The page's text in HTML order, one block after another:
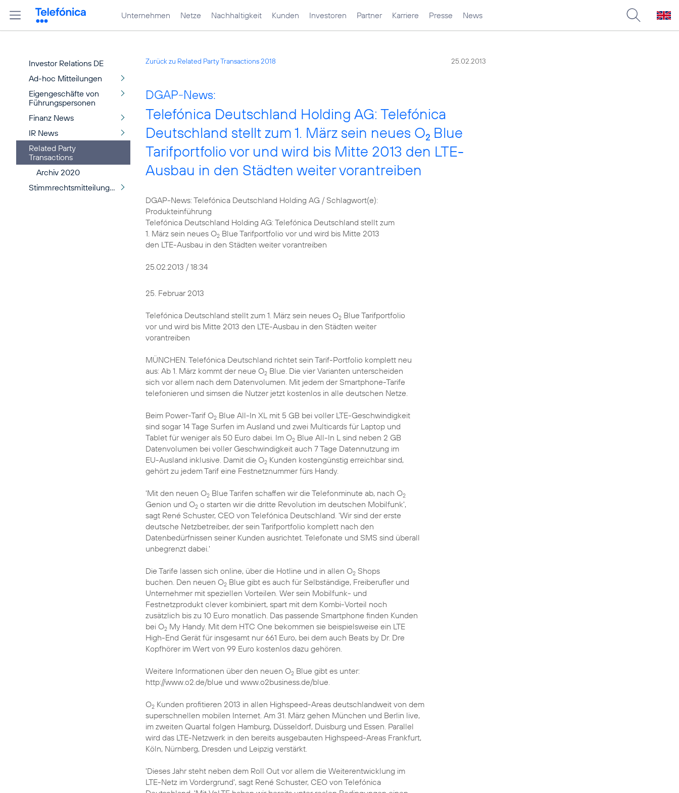
Unternehmen Netze Nachhaltigkeit Kunden Investoren Partner Karriere Presse News
Investor Relations DE
Ad-hoc Mitteilungen
Eigengeschäfte von
Führungspersonen
Finanz News
IR News
Related Party
Transactions
Archiv 2020
Stimmrechtsmitteilungen
Zurück zu Related Party Transactions 2018 25.02.2013
DGAP-News:
Telefónica Deutschland Holding AG: Telefónica
Deutschland stellt zum 1. März sein neues O2 Blue
Tarifportfolio vor und wird bis Mitte 2013 den LTE-
Ausbau in den Städten weiter vorantreiben
DGAP-News: Telefónica Deutschland Holding AG / Schlagwort(e):
Produkteinführung
Telefónica Deutschland Holding AG: Telefónica Deutschland stellt zum
1. März sein neues O2 Blue Tarifportfolio vor und wird bis Mitte 2013
den LTE-Ausbau in den Städten weiter vorantreiben
25.02.2013 / 18:34
25. Februar 2013
Telefónica Deutschland stellt zum 1. März sein neues O2 Blue Tarifportfolio
vor und wird bis Mitte 2013 den LTE-Ausbau in den Städten weiter
vorantreiben
MÜNCHEN. Telefónica Deutschland richtet sein Tarif-Portfolio komplett neu
aus: Ab 1. März kommt der neue O2 Blue. Die vier Varianten unterscheiden
sich vor allem nach dem Datenvolumen. Mit jedem der Smartphone-Tarife
telefonieren und simsen die Nutzer jetzt kostenlos in alle deutschen Netze.
Beim Power-Tarif O2 Blue All-In XL mit 5 GB bei voller LTE-Geschwindigkeit
sind sogar 14 Tage Surfen im Ausland und zwei Multicards für Laptop und
Tablet für weniger als 50 Euro dabei. Im O2 Blue All-In L sind neben 2 GB
Datenvolumen bei voller Geschwindigkeit auch 7 Tage Datennutzung im
EU-Ausland inklusive. Damit die O2 Kunden kostengünstig erreichbar sind,
gehört zu jedem Tarif eine Festnetznummer fürs Handy.
'Mit den neuen O2 Blue Tarifen schaffen wir die Telefonminute ab, nach O2
Genion und O2 o starten wir die dritte Revolution im deutschen Mobilfunk',
sagt René Schuster, CEO von Telefónica Deutschland. 'Wir sind der erste
deutsche Netzbetreiber, der sein Tarifportfolio komplett nach den
Datenbedürfnissen seiner Kunden ausrichtet. Telefonate und SMS sind überall
unbegrenzt dabei.'
Die Tarife lassen sich online, über die Hotline und in allen O2 Shops
buchen. Den neuen O2 Blue gibt es auch für Selbständige, Freiberufler und
Unternehmer mit speziellen Vorteilen. Wer sein Mobilfunk- und
Festnetzprodukt clever kombiniert, spart mit dem Kombi-Vorteil noch
zusätzlich bis zu 10 Euro monatlich. Das passende Smartphone finden Kunden
bei O2 My Handy. Mit dem HTC One bekommen sie beispielsweise ein LTE
High-End Gerät für insgesamt nur 661 Euro, bei dem auch Beats by Dr. Dre
Kopfhörer im Wert von 99 Euro kostenlos dazu gehören.
Weitere Informationen über den neuen O2 Blue gibt es unter:
http://www.o2.de/blue und www.o2business.de/blue.
O2 Kunden profitieren 2013 in allen Highspeed-Areas deutschlandweit von dem
superschnellen mobilen Internet. Am 31. März gehen München und Berlin live,
im zweiten Quartal folgen Hamburg, Düsseldorf, Duisburg und Essen. Parallel
wird das LTE-Netzwerk in den bereits ausgebauten Highspeed-Areas Frankfurt,
Köln, Nürnberg, Dresden und Leipzig verstärkt.
'Dieses Jahr steht neben dem Roll Out vor allem die Weiterentwicklung im
LTE-Netz im Vordergrund', sagt René Schuster, CEO von Telefónica